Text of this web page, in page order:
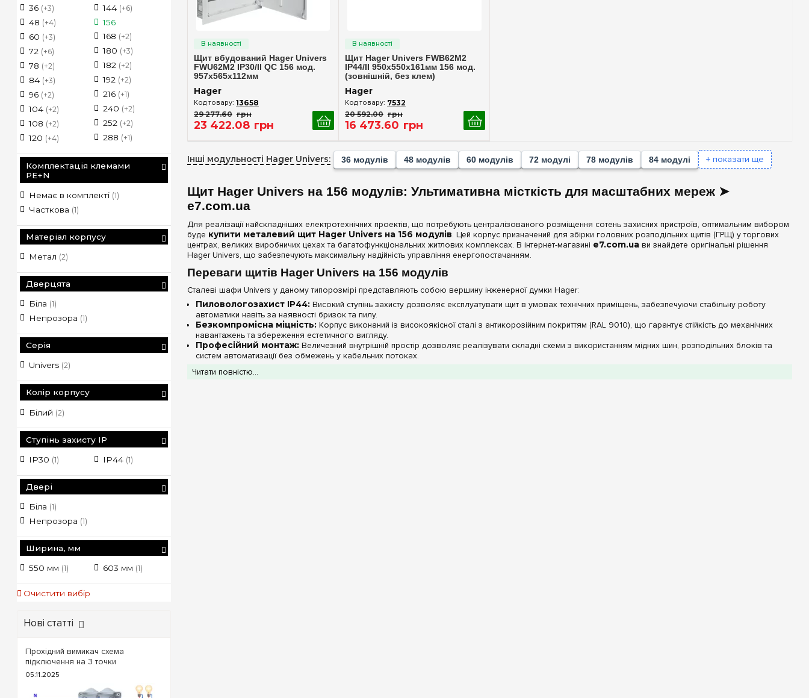
Щит вбудований Hager Univers
FWU62M2 IP30/II QC 156 мод.
957x565x112мм
Hager
13658
29 277.60 грн
23 422.08 грн
Щит Hager Univers FWB62M2
IP44/II 950x550x161мм 156 мод.
(зовнішній, без клем)
Hager
7532
20 592.00 грн
16 473.60 грн
Інші модульності Hager Univers: 36 модулів 48 модулів 60 модулів 72 модулі 78 модулів 84 модулі + показати ще
Щит Hager Univers на 156 модулів: Ультимативна місткість для масштабних мереж ➤
e7.com.ua
Для реалізації найскладніших електротехнічних проектів, що потребують централізованого розміщення сотень захисних пристроїв, оптимальним вибором
буде купити металевий щит Hager Univers на 156 модулів. Цей корпус призначений для збірки головних розподільних щитів (ГРЩ) у торгових
центрах, великих виробничих цехах та багатофункціональних житлових комплексах. В інтернет-магазині e7.com.ua ви знайдете оригінальні рішення
Hager Univers, що забезпечують максимальну надійність управління енергопостачанням.
Переваги щитів Hager Univers на 156 модулів
Сталеві шафи Univers у даному типорозмірі представляють собою вершину інженерної думки Hager:
Пиловологозахист IP44:Високий ступінь захисту дозволяє експлуатувати щит в умовах технічних приміщень, забезпечуючи стабільну роботу
автоматики навіть за наявності бризок та пилу.
Безкомпромісна міцність:Корпус виконаний із високоякісної сталі з антикорозійним покриттям (RAL 9010), що гарантує стійкість до механічних
навантажень та збереження естетичного вигляду.
Професійний монтаж:Величезний внутрішній простір дозволяє реалізувати складні схеми з використанням мідних шин, розподільних блоків та
систем автоматизації без обмежень у кабельних потоках.
Читати повністю...
36 (+3)
48 (+4)
60 (+3)
72 (+6)
78 (+2)
84 (+3)
96 (+2)
104 (+2)
108 (+2)
120 (+4)
144 (+6)
156
168 (+2)
180 (+3)
182 (+2)
192 (+2)
216 (+1)
240 (+2)
252 (+2)
288 (+1)
Комплектація клемами
PE+N
Немає в комплекті (1)
Часткова (1)
Матеріал корпусу
Метал (2)
Дверцята
Біла (1)
Непрозора (1)
Серія
Univers (2)
Колір корпусу
Білий (2)
Ступінь захисту IP
IP30 (1) IP44 (1)
Двері
Біла (1)
Непрозора (1)
Ширина, мм
550 мм (1) 603 мм (1)
Очистити вибір
Нові статті
Прохідний вимикач схема
підключення на 3 точки
05.11.2025